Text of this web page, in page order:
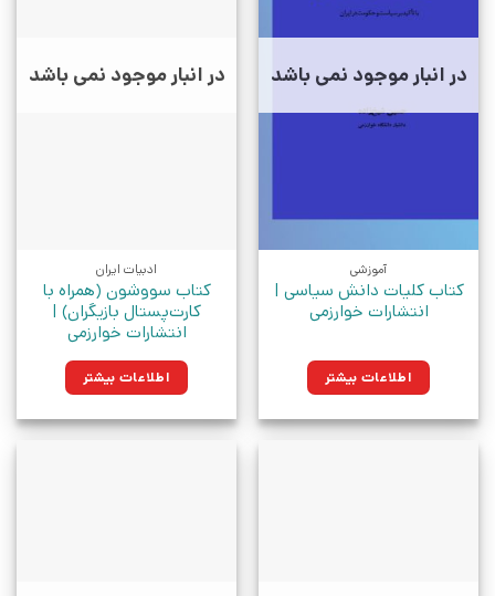
در انبار موجود نمی باشد
آموزشی
کتاب کلیات دانش سیاسی |
انتشارات خوارزمی
اطلاعات بیشتر
در انبار موجود نمی باشد
ادبیات ایران
کتاب سووشون (همراه با
کارت‌پستال بازیگران) |
انتشارات خوارزمی
اطلاعات بیشتر